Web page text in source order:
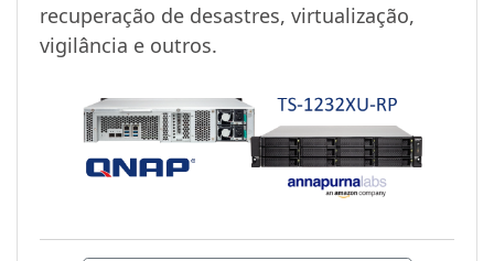
recuperação de desastres, virtualização,
vigilância e outros.